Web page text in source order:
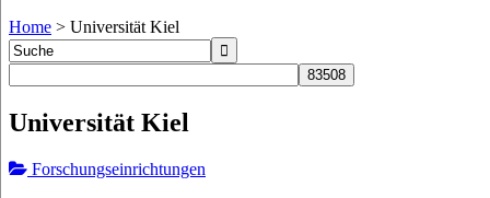
Home > Universität Kiel
Universität Kiel
Forschungseinrichtungen